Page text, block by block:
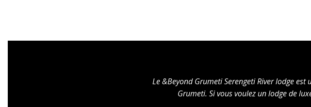
Le &Beyond Grumeti Serengeti River lodge
Grumeti. Si vous voulez un lodge de